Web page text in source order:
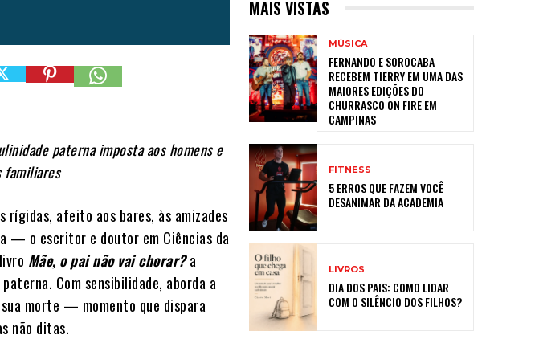
paterna imposta aos homens e
familiares
afeito aos bares, às amizades
— o escritor e doutor em Ciências da
Mãe, o pai não vai chorar?a
Com sensibilidade, aborda a
morte — momento que dispara
não ditas.
MAIS VISTAS
MÚSICA
FERNANDO E SOROCABA
RECEBEM TIERRY EM UMA DAS
MAIORES EDIÇÕES DO
CHURRASCO ON FIRE EM
CAMPINAS
FITNESS
5 ERROS QUE FAZEM VOCÊ
DESANIMAR DA ACADEMIA
LIVROS
DIA DOS PAIS: COMO LIDAR
COM O SILÊNCIO DOS FILHOS?